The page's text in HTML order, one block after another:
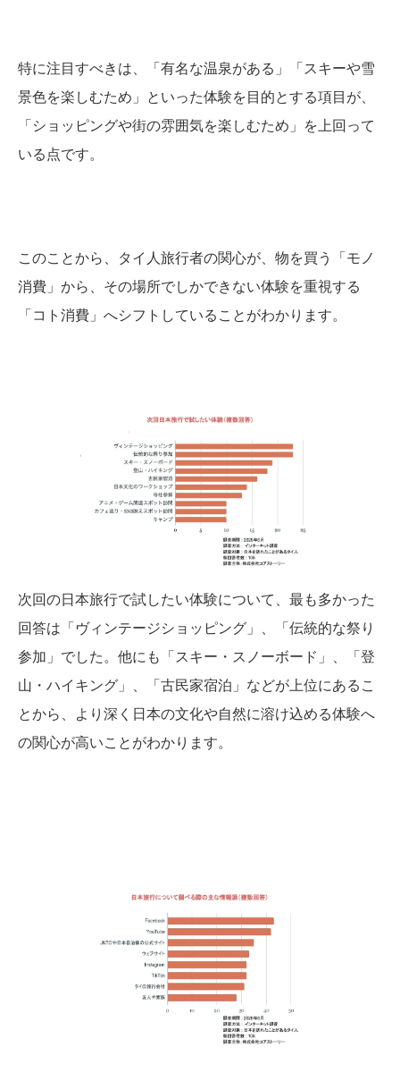
特に注目すべきは、「有名な温泉がある」「スキーや雪
景色を楽しむため」といった体験を目的とする項目が、
「ショッピングや街の雰囲気を楽しむため」を上回って
いる点です。
このことから、タイ人旅行者の関心が、物を買う「モノ
消費」から、その場所でしかできない体験を重視する
「コト消費」へシフトしていることがわかります。
次回の日本旅行で試したい体験について、最も多かった
回答は「ヴィンテージショッピング」、「伝統的な祭り
参加」でした。他にも「スキー・スノーボード」、「登
山・ハイキング」、「古民家宿泊」などが上位にあるこ
とから、より深く日本の文化や自然に溶け込める体験へ
の関心が高いことがわかります。